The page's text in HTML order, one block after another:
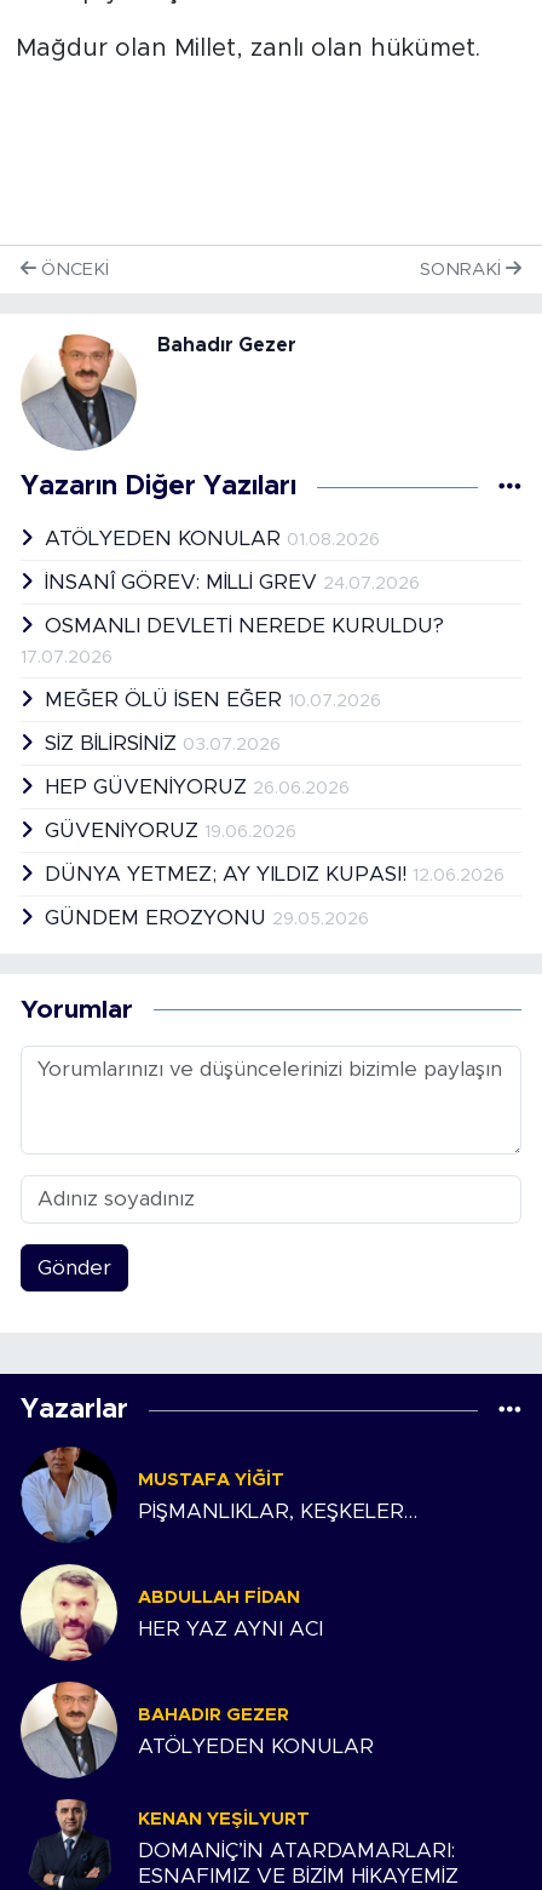
Mağdur olan Millet, zanlı olan hükümet.
ÖNCEKI SONRAKI
Bahadır Gezer
Yazarın Diğer Yazıları
ATÖLYEDEN KONULAR 01.08.2026
İNSANÎ GÖREV: MİLLİ GREV 24.07.2026
OSMANLI DEVLETİ NEREDE KURULDU?
17.07.2026
MEĞER ÖLÜ İSEN EĞER 10.07.2026
SİZ BİLİRSİNİZ 03.07.2026
HEP GÜVENİYORUZ 26.06.2026
GÜVENİYORUZ 19.06.2026
DÜNYA YETMEZ; AY YILDIZ KUPASI! 12.06.2026
GÜNDEM EROZYONU 29.05.2026
Yorumlar
Gönder
Yazarlar
MUSTAFA YIĞIT
PİŞMANLIKLAR, KEŞKELER…
ABDULLAH FIDAN
HER YAZ AYNI ACI
BAHADIR GEZER
ATÖLYEDEN KONULAR
KENAN YEŞILYURT
DOMANİÇ’İN ATARDAMARLARI:
ESNAFIMIZ VE BİZİM HİKAYEMİZ